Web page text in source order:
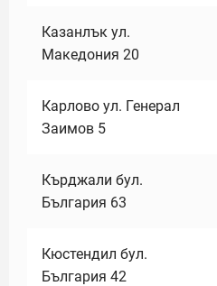
Казанлък ул.
Македония 20
Карлово ул. Генерал
Заимов 5
Кърджали бул.
България 63
Кюстендил бул.
България 42